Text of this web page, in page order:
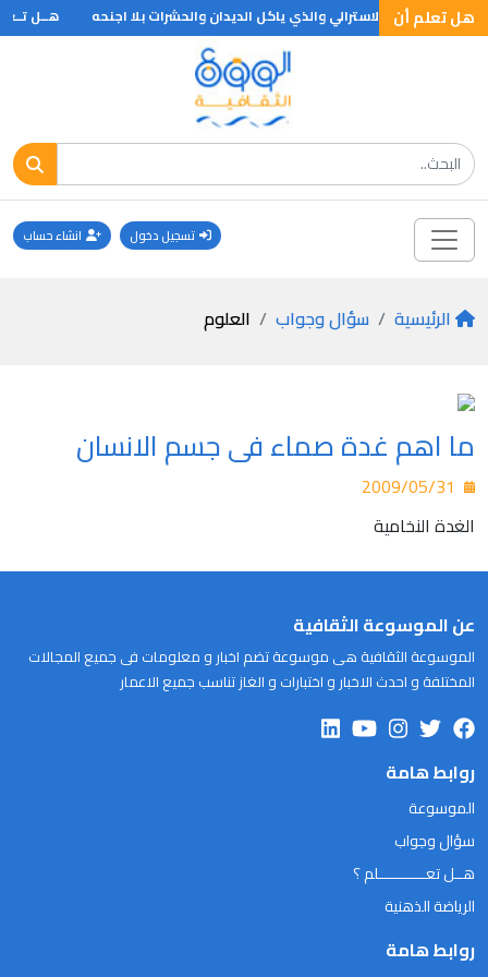
هل تعلم أن
طائر الكيوي الاسترالي والذي ياكل الديدان والحشرات بلا اجنحه هــل
تسجيل دخول انشاء حساب
الرئيسية سؤال وجواب العلوم
ما اهم غدة صماء فى جسم الانسان
الغدة النخامية
عن الموسوعة الثقافية
الموسوعة الثقافية هى موسوعة تضم اخبار و معلومات فى جميع المجالات
المختلفة و احدث الاخبار و اختبارات و الغاز تناسب جميع الاعمار
روابط هامة
الموسوعة
سؤال وجواب
هــل تعـــــــــــلم ؟
الرياضة الذهنية
روابط هامة